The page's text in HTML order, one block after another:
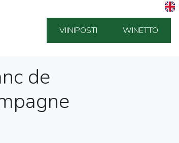
VIINIPOSTI WINETTO
de